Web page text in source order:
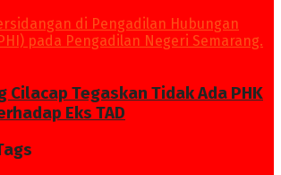
Cilacap Tegaskan Tidak Ada PHK
Eks TAD